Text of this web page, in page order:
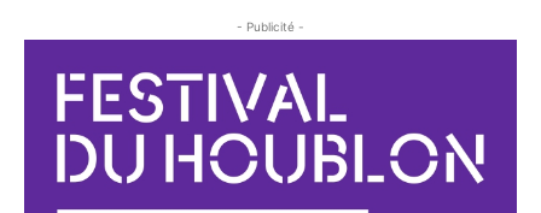
- Publicité -